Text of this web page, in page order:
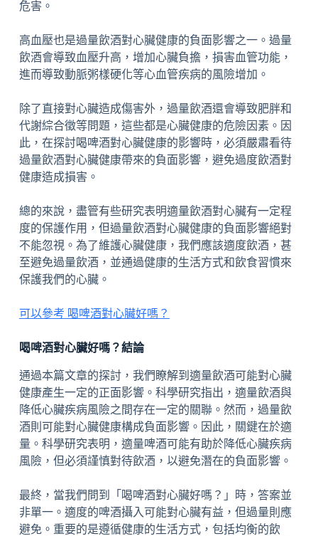
危害。
高血壓也是過量飲酒對心臟健康的負面影響之一。過量
飲酒會導致血壓升高，增加心臟負擔，損害血管功能，
進而導致動脈粥樣硬化等心血管疾病的風險增加。
除了直接對心臟造成傷害外，過量飲酒還會導致肥胖和
代謝綜合徵等問題，這些都是心臟健康的危險因素。因
此，在探討喝啤酒對心臟健康的影響時，必須嚴肅看待
過量飲酒對心臟健康帶來的負面影響，避免過度飲酒對
健康造成損害。
總的來說，盡管有些研究表明適量飲酒對心臟有一定程
度的保護作用，但過量飲酒對心臟健康的負面影響絕對
不能忽視。為了維護心臟健康，我們應該適度飲酒，甚
至避免過量飲酒，並通過健康的生活方式和飲食習慣來
保護我們的心臟。
可以參考 喝啤酒對心臟好嗎？
喝啤酒對心臟好嗎？結論
通過本篇文章的探討，我們瞭解到適量飲酒可能對心臟
健康產生一定的正面影響。科學研究指出，適量飲酒與
降低心臟疾病風險之間存在一定的關聯。然而，過量飲
酒則可能對心臟健康構成負面影響。因此，關鍵在於適
量。科學研究表明，適量啤酒可能有助於降低心臟疾病
風險，但必須謹慎對待飲酒，以避免潛在的負面影響。
最終，當我們問到「喝啤酒對心臟好嗎？」時，答案並
非單一。適度的啤酒攝入可能對心臟有益，但過量則應
避免。重要的是遵循健康的生活方式，包括均衡的飲